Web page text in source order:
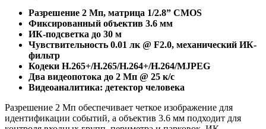
Разрешение 2 Мп, матрица 1/2.8” CMOS
Фиксированный объектив 3.6 мм
ИК-подсветка до 30 м
Чувствительность 0.01 лк @ F2.0, механический ИК-
фильтр
Кодеки H.265+/H.265/H.264+/H.264/MJPEG
Два видеопотока до 2 Мп @ 25 к/с
Видеоаналитика: детектор человека
Разрешение 2 Мп обеспечивает четкое изображение для
идентификации событий, а объектив 3.6 мм подходит для